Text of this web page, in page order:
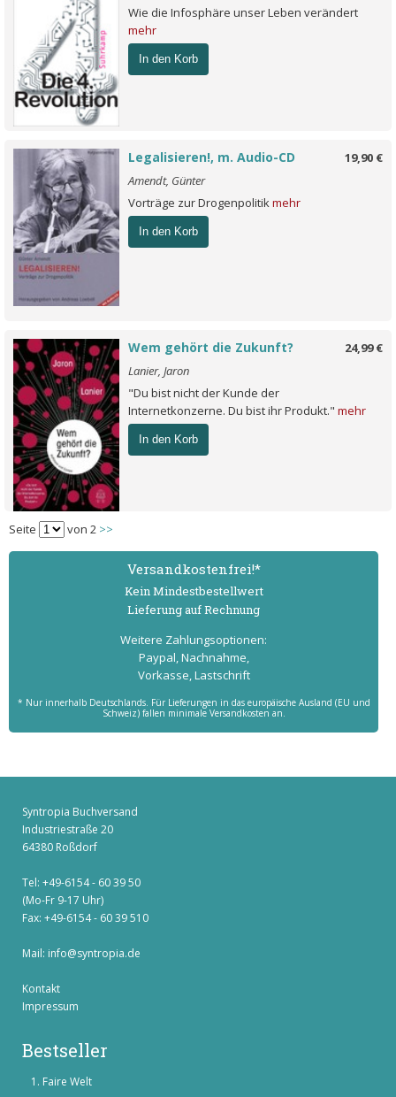
Wie die Infosphäre unser Leben verändert
mehr
In den Korb
19,90 €
Legalisieren!, m. Audio-CD
Amendt, Günter
Vorträge zur Drogenpolitikmehr
In den Korb
24,99 €
Wem gehört die Zukunft?
Lanier, Jaron
"Du bist nicht der Kunde der
Internetkonzerne. Du bist ihr Produkt." mehr
In den Korb
Seite von 2 >>
Versand­kostenfrei!*
Kein Mindest­bestell­wert
Lieferung auf Rechnung
Weitere Zahlungs­optionen:
Paypal, Nachnahme,
Vorkasse, Lastschrift
* Nur innerhalb Deutschlands. Für Lieferungen in das europäische Ausland (EU und
Schweiz) fallen minimale Versandkosten an.
Syntropia Buchversand
Industriestraße 20
64380 Roßdorf
Tel: +49-6154 - 60 39 50
(Mo-Fr 9-17 Uhr)
Fax: +49-6154 - 60 39 510
Mail: info@syntropia.de
Kontakt
Impressum
Bestseller
Faire Welt